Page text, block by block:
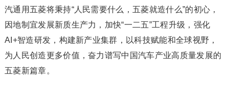
汽通用五菱将秉持“人民需要什么，五菱就造什么”的初心，
因地制宜发展新质生产力，加快“一二五”工程升级，强化
AI+智造研发，构建新产业集群，以科技赋能和全球视野，
为人民创造更多价值，奋力谱写中国汽车产业高质量发展的
五菱新篇章。